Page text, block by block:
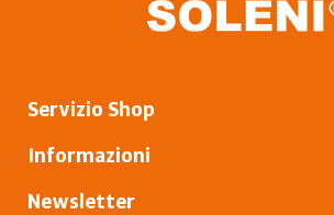
Servizio Shop
Informazioni
Newsletter